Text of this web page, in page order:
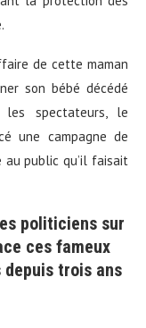
de cette maman
son bébé décédé
les spectateurs, le
une campagne de
au public qu’il faisait
politiciens sur
ces fameux
trois ans